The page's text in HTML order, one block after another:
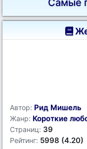
Самые
Автор: Рид Мишель
Жанр: Короткие
Страниц: 39
Рейтинг: 5998 (4.20)